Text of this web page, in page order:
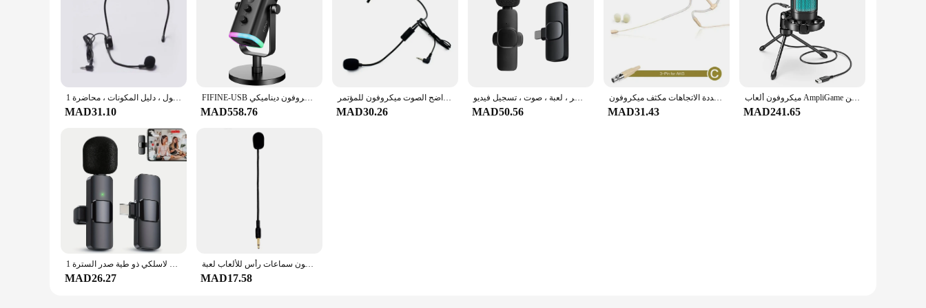
سماعة خطاب سلكية مثبتة على الرأس ، ميكروفون للتعليم ، محمول ، دليل المكونات ، محاضرة 1 * *
MAD31.10
FIFINE-USB وميكروفون ديناميكي XLR مع زر كتم الصوت باللمس ، مقبس سماعة الرأس ، أدوات تحكم I/O للكمبيوتر ، PS5 ، خلاط PS4 ، ميكروفون الألعاب ، مكبر للصوت AM8
MAD558.76
البيانات الضفدع المهنية 3.5 مللي متر السلكية ميكروفون سماعة مكبر الصوت راديو مكبر الصوت صوت واضح الصوت ميكروفون للمؤتمر
MAD30.26
ميكروفون لافلير لاسلكي ، خاصية إلغاء الضوضاء ، ميكروفون صغير لهاتف آيفون ، أندرويد ، شاومي ، بث مباشر ، لعبة ، صوت ، تسجيل فيديو
MAD50.56
سماعة رأس صغيرة معلقة بأذن واحدة متعددة الاتجاهات مكثف ميكروفون ، Shure Audio
MAD31.43
ميكروفون ألعاب AmpliGame من FIFINE RGB USB مع كتم صوت يعمل باللمس الخفيف، ميكروفون مكثف مع حامل ثلاثي القوائم للكمبيوتر الشخصي، PS4/5، بث الكمبيوتر المحمول-A2
MAD241.65
نظام ميكروفون لاسلكي ذو طية صدر السترة 1-Touch Recording Voice المنشط Lavalier MIC لتسجيل البث المباشر ومؤتمرات الفيديو
MAD26.27
خفيفة الوزن ميكروفون سماعات رأس للألعاب لعبة Mic 3.5 مللي متر التوصيل 500uA الاستهلاك الحالي الصوت ميكروفون سهلة التركيب
MAD17.58